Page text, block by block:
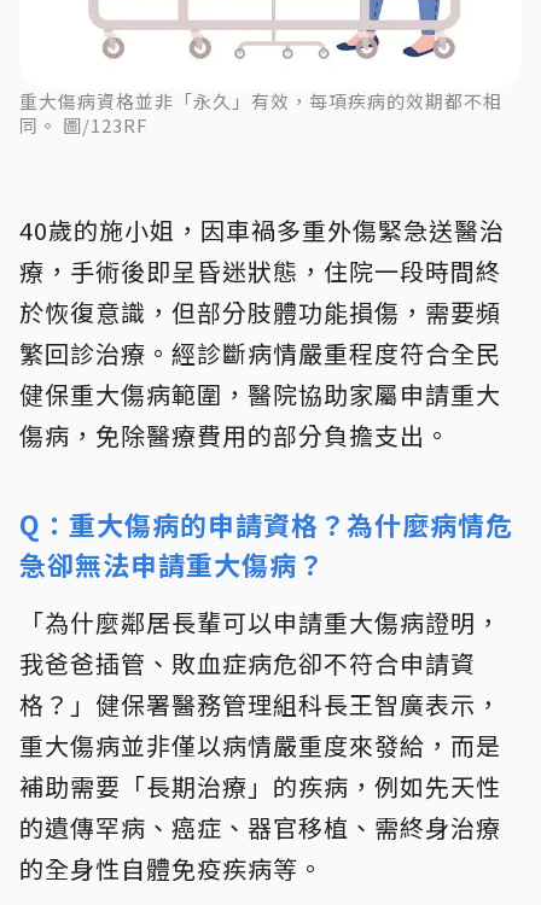
重大傷病資格並非「永久」有效，每項疾病的效期都不相
同。 圖/123RF
40歲的施小姐，因車禍多重外傷緊急送醫治
療，手術後即呈昏迷狀態，住院一段時間終
於恢復意識，但部分肢體功能損傷，需要頻
繁回診治療。經診斷病情嚴重程度符合全民
健保重大傷病範圍，醫院協助家屬申請重大
傷病，免除醫療費用的部分負擔支出。
Q：重大傷病的申請資格？為什麼病情危
急卻無法申請重大傷病？
「為什麼鄰居長輩可以申請重大傷病證明，
我爸爸插管、敗血症病危卻不符合申請資
格？」健保署醫務管理組科長王智廣表示，
重大傷病並非僅以病情嚴重度來發給，而是
補助需要「長期治療」的疾病，例如先天性
的遺傳罕病、癌症、器官移植、需終身治療
的全身性自體免疫疾病等。